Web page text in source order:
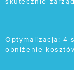
skutecznie
Optymalizacja: 4
obniżenie